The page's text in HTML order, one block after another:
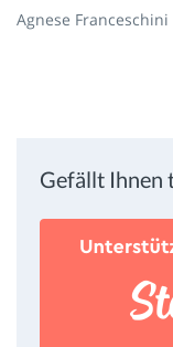
Agnese Franceschini
Gefällt Ihnen